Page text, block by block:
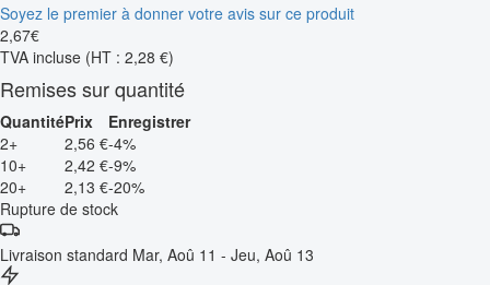
Soyez le premier à donner votre avis sur ce produit
2,67€
TVA incluse (HT : 2,28 €)
Remises sur quantité
QuantitéPrix
Enregistrer
2+
2,56 €-4%
10+
2,42 €-9%
20+
2,13 €-20%
Rupture de stock
Livraison standard Mar, Aoû 11 - Jeu, Aoû 13